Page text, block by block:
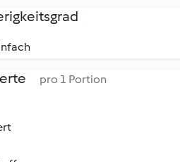
pro 1 Portion